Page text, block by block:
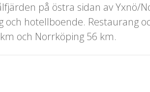
på östra sidan av
och hotellboende. Restaurang
och Norrköping 56 km.